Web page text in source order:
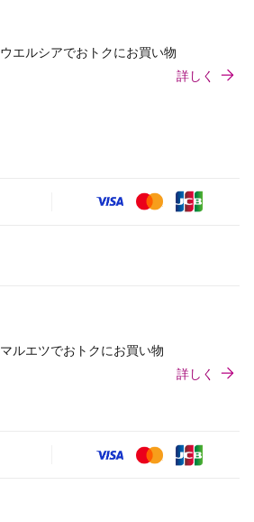
ウエルシアでおトクにお買い物
詳しく
マルエツでおトクにお買い物
詳しく